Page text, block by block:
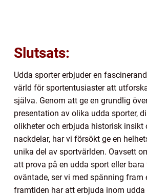
Slutsats:
Udda sporter erbjuder en
värld för sportentusiaster att
själva. Genom att ge en grundlig
presentation av olika udda sporter,
olikheter och erbjuda historisk insikt
nackdelar, har vi försökt ge en
unika del av sportvärlden. Oavsett
att prova på en udda sport eller
oväntade, ser vi med spänning fram
framtiden har att erbjuda inom udda